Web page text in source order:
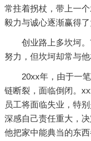
常拄着拐杖，带上一
毅力与诚心逐渐赢得了
创业路上多坎坷
努力，但坎坷却常与他
20xx年，由于一
链断裂，面临倒闭。
员工将面临失业，特
深感自己责任重大，
他把家中能典当的东